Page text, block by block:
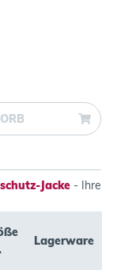
Jacke - Ihre
Lagerware